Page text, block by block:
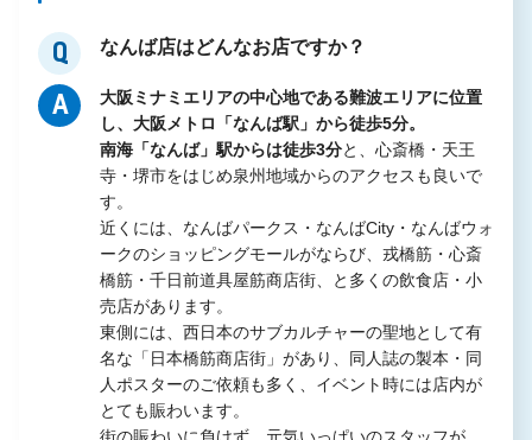
Q なんば店はどんなお店ですか？
A
大阪ミナミエリアの中心地である難波エリアに位置
し、大阪メトロ「なんば駅」から徒歩5分。
南海「なんば」駅からは徒歩3分と、心斎橋・天王
寺・堺市をはじめ泉州地域からのアクセスも良いで
す。
近くには、なんばパークス・なんばCity・なんばウォ
ークのショッピングモールがならび、戎橋筋・心斎
橋筋・千日前道具屋筋商店街、と多くの飲食店・小
売店があります。
東側には、西日本のサブカルチャーの聖地として有
名な「日本橋筋商店街」があり、同人誌の製本・同
人ポスターのご依頼も多く、イベント時には店内が
とても賑わいます。